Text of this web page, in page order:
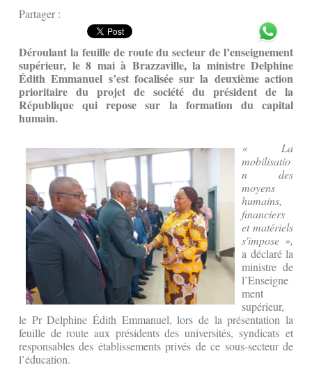
Partager :
Déroulant la feuille de route du secteur de l’enseignement
supérieur, le 8 mai à Brazzaville, la ministre Delphine
Édith Emmanuel s’est focalisée sur la deuxième action
prioritaire du projet de société du président de la
République qui repose sur la formation du capital
humain.
« La
mobilisatio
n des
moyens
humains,
financiers
et matériels
s'impose »,
a déclaré la
ministre de
l’Enseigne
ment
supérieur,
le Pr Delphine Édith Emmanuel, lors de la présentation la
feuille de route aux présidents des universités, syndicats et
responsables des établissements privés de ce sous-secteur de
l’éducation.